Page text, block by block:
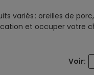
variés : oreilles de
et occuper votre
Voir: